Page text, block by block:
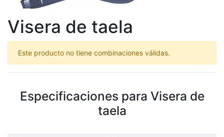
Visera de taela
Este producto no tiene combinaciones válidas.
Especificaciones para Visera de
taela